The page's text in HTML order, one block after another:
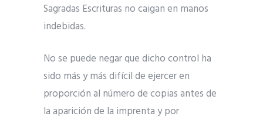
Sagradas Escrituras no caigan en manos
indebidas.
No se puede negar que dicho control ha
sido más y más difícil de ejercer en
proporción al número de copias antes de
la aparición de la imprenta y por